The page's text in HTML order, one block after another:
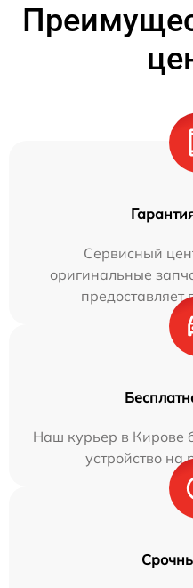
Сервисный
оригинальные
предоставляет
Наш курьер в Кирове
устройство на